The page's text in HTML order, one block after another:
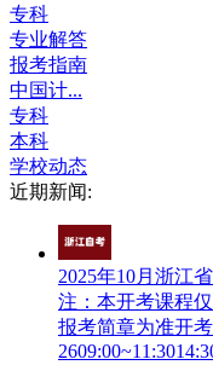
专科
专业解答
报考指南
中国计...
专科
本科
学校动态
近期新闻:
2025年10月浙江
注：本开考课程
报考简章为准开